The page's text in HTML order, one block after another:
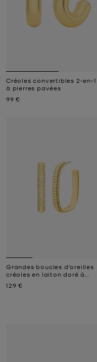
Créoles convertibles 2-en-1
à pierres pavées
Prix actuel
99 €
Grandes boucles d'oreilles
créoles en laiton doré à
pierres pavées
Prix actuel
129 €